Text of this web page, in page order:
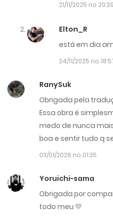
21/11/2025 no 20:39
Elton_R
está em dia
24/11/2025 no
RanySuk
Obrigada pela
Essa obra é
medo de nunca
boa e sentir tudo q
03/01/2026 no 01:35
Yoruichi-sama
Obrigada por
todo meu 💛